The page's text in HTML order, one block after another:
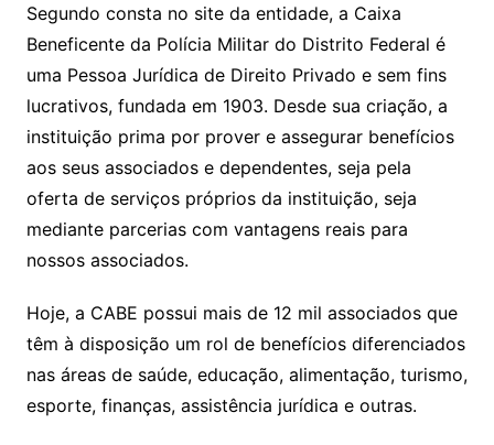
Segundo consta no site da entidade, a Caixa
Beneficente da Polícia Militar do Distrito Federal é
uma Pessoa Jurídica de Direito Privado e sem fins
lucrativos, fundada em 1903. Desde sua criação, a
instituição prima por prover e assegurar benefícios
aos seus associados e dependentes, seja pela
oferta de serviços próprios da instituição, seja
mediante parcerias com vantagens reais para
nossos associados.
Hoje, a CABE possui mais de 12 mil associados que
têm à disposição um rol de benefícios diferenciados
nas áreas de saúde, educação, alimentação, turismo,
esporte, finanças, assistência jurídica e outras.